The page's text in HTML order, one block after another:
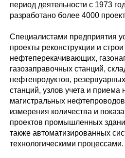
период деятельности с 1973
разработано более 4000
Специалистами предприятия
проекты реконструкции и
нефтеперекачивающих,
газозаправочных станций,
нефтепродуктов,
станций, узлов учета и приема
магистральных
измерения количества и
проектов промышленных
также автоматизированных
технологическими процессами.